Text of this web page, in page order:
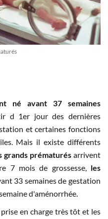
né avant 37 semaines
d 1er jour des dernières
et certaines fonctions
Mais il existe différents
grands prématurésarrivent
7 mois de grossesse, les
33 semaines de gestation
d'aménorrhée.
en charge très tôt et les